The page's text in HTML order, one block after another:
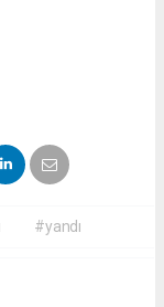
#yandı